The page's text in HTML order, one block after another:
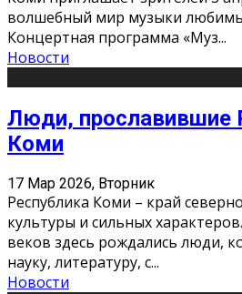
волшебный мир музыки
Концертная программа «Муз...
Новости
Люди, прославившие
Коми
17 Мар 2026, Вторник
Республика Коми – край
культуры и сильных
веков здесь рождались люди,
науку, литературу, с...
Новости